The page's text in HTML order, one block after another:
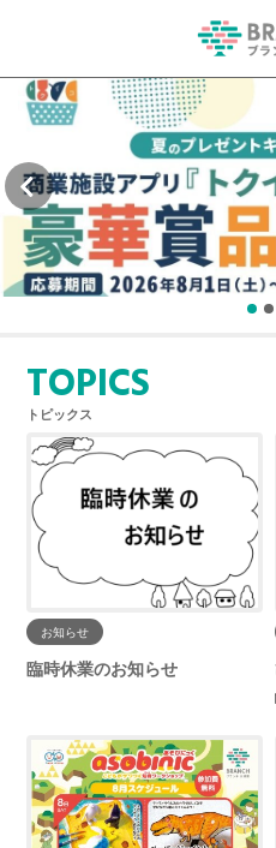
TOPICS
トピックス
お知らせ
臨時休業のお知らせ